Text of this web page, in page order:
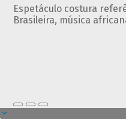
Espetáculo costura
Brasileira, música